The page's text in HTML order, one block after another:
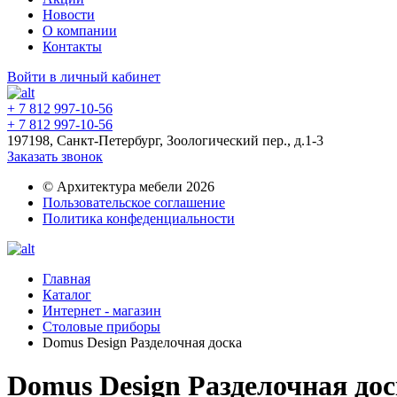
Новости
О компании
Контакты
Войти в личный кабинет
+ 7 812 997-10-56
+ 7 812 997-10-56
197198, Санкт-Петербург, Зоологический пер., д.1-3
Заказать звонок
© Архитектура мебели 2026
Пользовательское соглашение
Политика конфеденциальности
Главная
Каталог
Интернет - магазин
Столовые приборы
Domus Design Разделочная доска
Domus Design Разделочная